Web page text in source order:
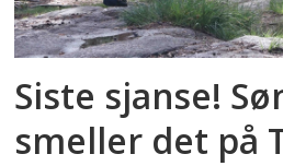
Siste sjanse!
smeller det på